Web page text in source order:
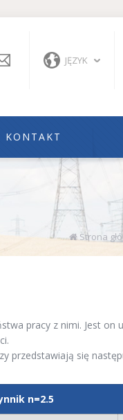
JĘZYK
wael@wael.pl
KONTAKT
Strona
pracy z nimi. Jest on
przedstawiają się
n=2.5